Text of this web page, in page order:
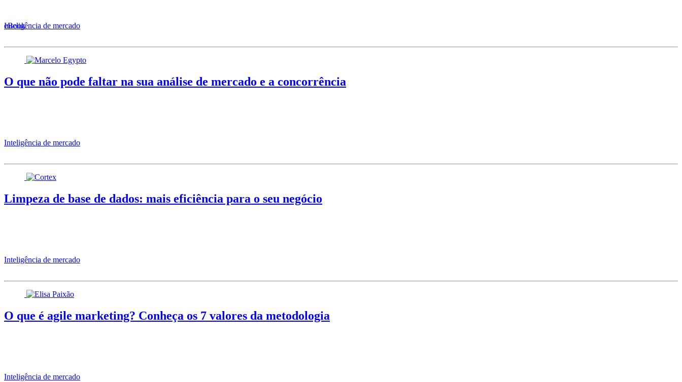
Inteligência de mercado
eBook
O que não pode faltar na sua análise de mercado e a concorrência
Inteligência de mercado
Limpeza de base de dados: mais eficiência para o seu negócio
Inteligência de mercado
O que é agile marketing? Conheça os 7 valores da metodologia
Inteligência de mercado